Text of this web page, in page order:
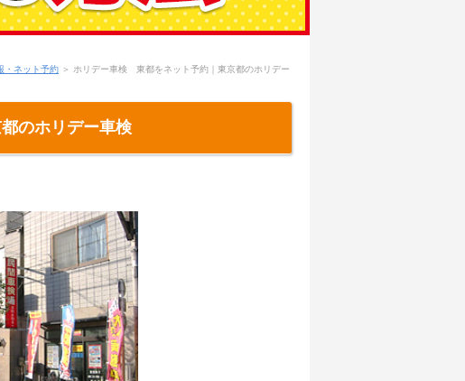
・ネット予約 ＞ ホリデー車検 東都をネット予約｜東京都のホリデー
のホリデー車検